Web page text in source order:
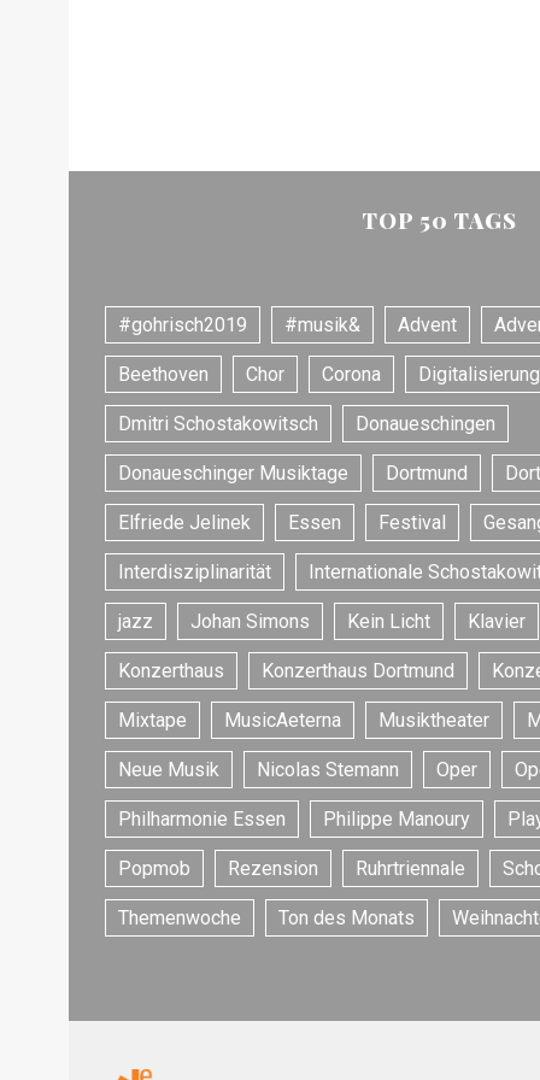
TOP 50 TAGS
#gohrisch2019 #musik& Advent
Beethoven Chor Corona Digitalisierung
Dmitri Schostakowitsch Donaueschingen
Donaueschinger Musiktage Dortmund
Elfriede Jelinek Essen Festival
Interdisziplinarität Internationale
jazz Johan Simons Kein Licht Klavier
Konzerthaus Konzerthaus Dortmund
Mixtape MusicAeterna Musiktheater
Neue Musik Nicolas Stemann Oper
Philharmonie Essen Philippe Manoury
Popmob Rezension Ruhrtriennale
Themenwoche Ton des Monats